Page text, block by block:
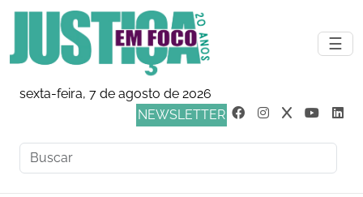
☰
sexta-feira, 7 de agosto de 2026
NEWSLETTER